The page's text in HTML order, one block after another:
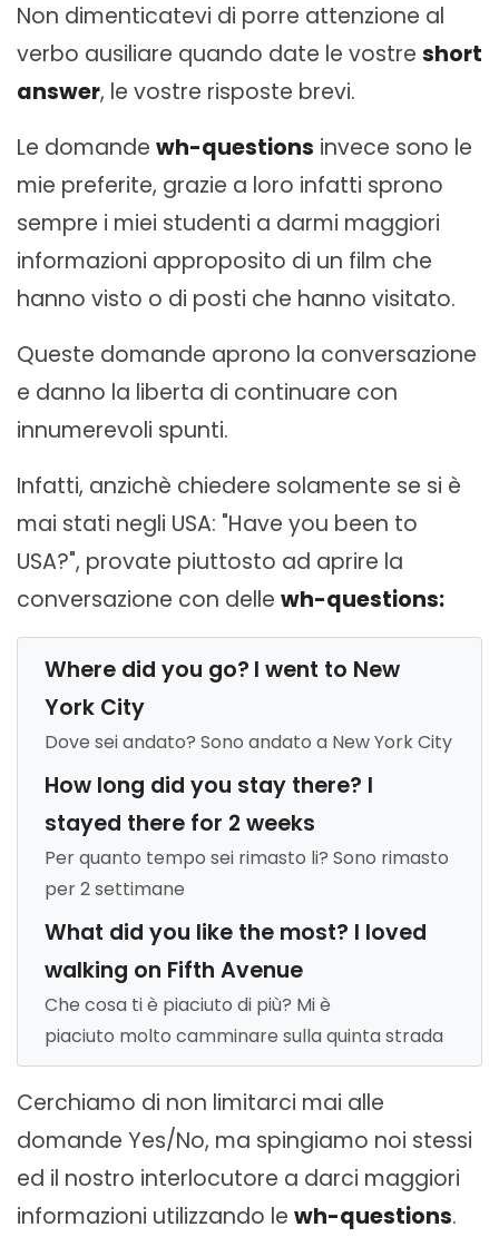
Non dimenticatevi di porre attenzione al
verbo ausiliare quando date le vostre short
answer, le vostre risposte brevi.
Le domande wh-questions invece sono le
mie preferite, grazie a loro infatti sprono
sempre i miei studenti a darmi maggiori
informazioni approposito di un film che
hanno visto o di posti che hanno visitato.
Queste domande aprono la conversazione
e danno la liberta di continuare con
innumerevoli spunti.
Infatti, anzichè chiedere solamente se si è
mai stati negli USA: "Have you been to
USA?", provate piuttosto ad aprire la
conversazione con delle wh-questions:
Where did you go? I went to New
York City
Dove sei andato? Sono andato a New York City
How long did you stay there? I
stayed there for 2 weeks
Per quanto tempo sei rimasto li? Sono rimasto
per 2 settimane
What did you like the most? I loved
walking on Fifth Avenue
Che cosa ti è piaciuto di più? Mi è
piaciuto molto camminare sulla quinta strada
Cerchiamo di non limitarci mai alle
domande Yes/No, ma spingiamo noi stessi
ed il nostro interlocutore a darci maggiori
informazioni utilizzando le wh-questions.